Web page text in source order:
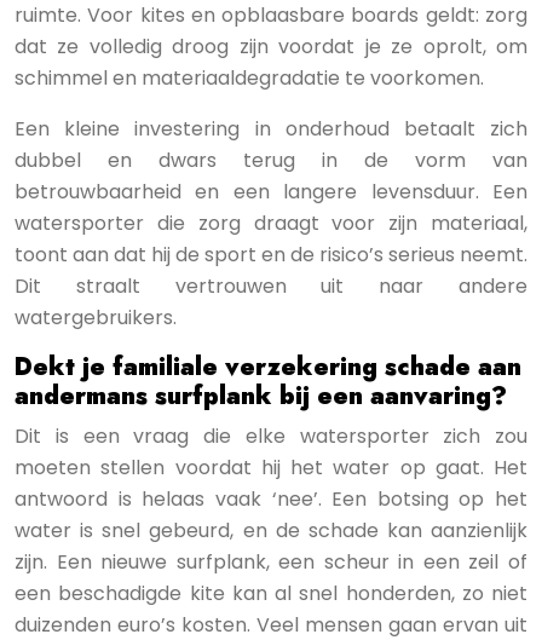
ruimte. Voor kites en opblaasbare boards geldt: zorg
dat ze volledig droog zijn voordat je ze oprolt, om
schimmel en materiaaldegradatie te voorkomen.
Een kleine investering in onderhoud betaalt zich
dubbel en dwars terug in de vorm van
betrouwbaarheid en een langere levensduur. Een
watersporter die zorg draagt voor zijn materiaal,
toont aan dat hij de sport en de risico’s serieus neemt.
Dit straalt vertrouwen uit naar andere
watergebruikers.
Dekt je familiale verzekering schade aan
andermans surfplank bij een aanvaring?
Dit is een vraag die elke watersporter zich zou
moeten stellen voordat hij het water op gaat. Het
antwoord is helaas vaak ‘nee’. Een botsing op het
water is snel gebeurd, en de schade kan aanzienlijk
zijn. Een nieuwe surfplank, een scheur in een zeil of
een beschadigde kite kan al snel honderden, zo niet
duizenden euro’s kosten. Veel mensen gaan ervan uit